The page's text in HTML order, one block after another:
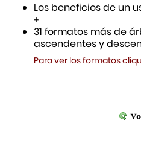
Los beneficios de un
+
31 formatos más de
ascendentes y
Para ver los formatos